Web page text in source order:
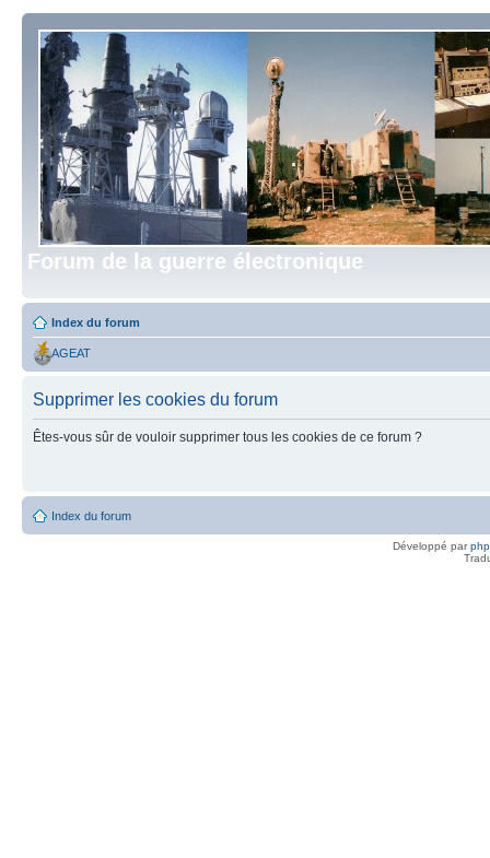
Forum de la guerre électronique
Index du forum
AGEAT
Supprimer les cookies du forum
Êtes-vous sûr de vouloir supprimer tous les cookies de ce forum ?
Index du forum
Développé par